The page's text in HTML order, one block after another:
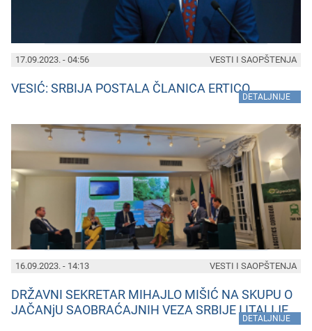
17.09.2023. - 04:56
VESIĆ: SRBIJA POSTALA ČLANICA ERTICO
DETALJNIJE
VESTI I SAOPŠTENJA
16.09.2023. - 14:13
DRŽAVNI SEKRETAR MIHAJLO MIŠIĆ NA SKUPU O
JAČANjU SAOBRAĆAJNIH VEZA SRBIJE I ITALIJE
DETALJNIJE
VESTI I SAOPŠTENJA